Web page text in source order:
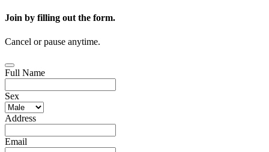
Join by filling out the form.
Cancel or pause anytime.
Full Name
Sex
Address
Email